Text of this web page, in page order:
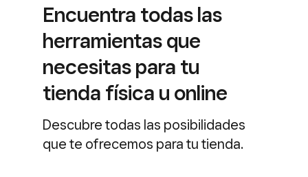
Encuentra todas las
herramientas que
necesitas para tu
tienda física u online
Descubre todas las posibilidades
que te ofrecemos para tu tienda.